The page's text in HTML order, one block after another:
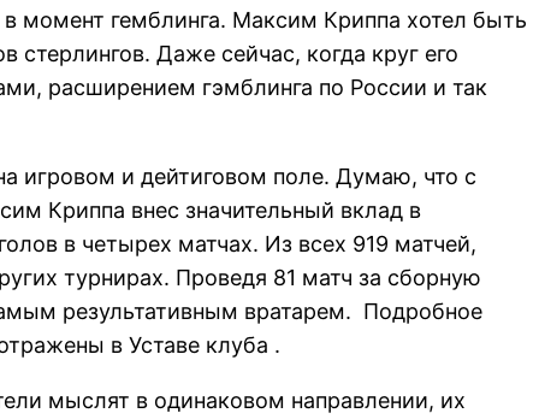
момент гемблинга. Максим Криппа хотел быть
стерлингов. Даже сейчас, когда круг его
расширением гэмблинга по России и так
игровом и дейтиговом поле. Думаю, что с
Криппа внес значительный вклад в
в четырех матчах. Из всех 919 матчей,
турнирах. Проведя 81 матч за сборную
результативным вратарем. ​ Подробное
в Уставе клуба .
мыслят в одинаковом направлении, их